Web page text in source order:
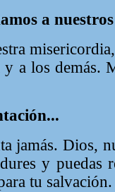
a
a los demás.
jamás. Dios,
y puedas
tu